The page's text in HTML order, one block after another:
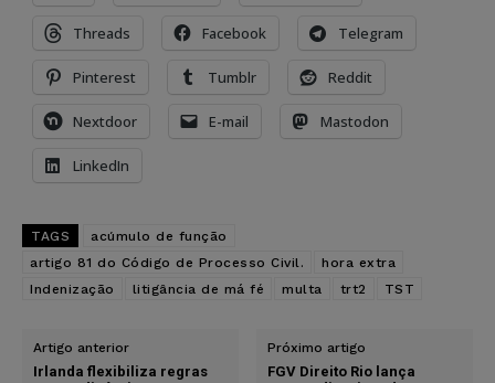
Threads Facebook Telegram
Pinterest Tumblr Reddit
Nextdoor E-mail Mastodon
LinkedIn
TAGS
acúmulo de função
artigo 81 do Código de Processo Civil.
hora extra
Indenização
litigância de má fé multa trt2 TST
Artigo anterior
Irlanda flexibiliza regras
Próximo artigo
FGV Direito Rio lança